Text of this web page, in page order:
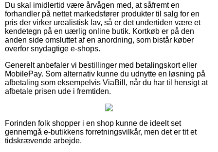
Du skal imidlertid være årvågen med, at såfremt en
forhandler på nettet markedsfører produkter til salg for en
pris der virker urealistisk lav, så er det undertiden være et
kendetegn på en uærlig online butik. Kortkøb er på den
anden side omsluttet af en anordning, som bistår køber
overfor snydagtige e-shops.
Generelt anbefaler vi bestillinger med betalingskort eller
MobilePay. Som alternativ kunne du udnytte en løsning på
afbetaling som eksempelvis ViaBill, når du har til hensigt at
afbetale prisen ude i fremtiden.
Forinden folk shopper i en shop kunne de ideelt set
gennemgå e-butikkens forretningsvilkår, men det er tit et
tidskrævende arbejde.